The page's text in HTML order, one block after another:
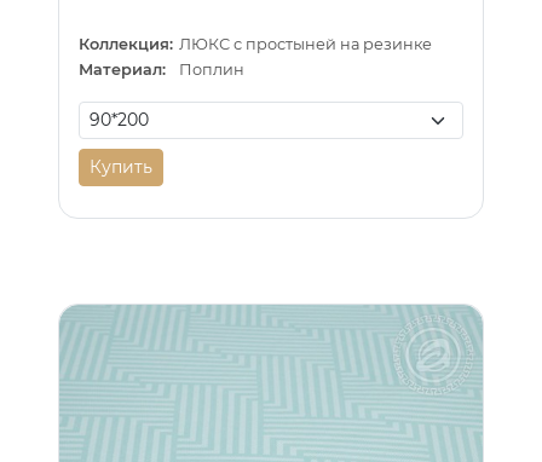
Коллекция: ЛЮКС с простыней на резинке
Материал:
Поплин
Купить